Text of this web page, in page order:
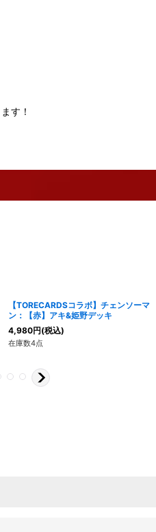
す！
【TORECARDSコラボ】チェンソーマ
ン：【赤】アキ&姫野デッキ
4,980円(税込)
在庫数4点